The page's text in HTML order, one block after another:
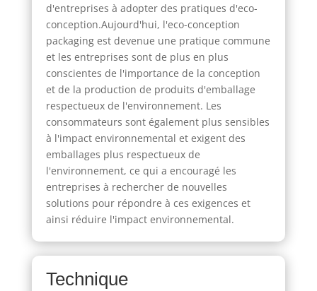
d'entreprises à adopter des pratiques d'eco-
conception.Aujourd'hui, l'eco-conception
packaging est devenue une pratique commune
et les entreprises sont de plus en plus
conscientes de l'importance de la conception
et de la production de produits d'emballage
respectueux de l'environnement. Les
consommateurs sont également plus sensibles
à l'impact environnemental et exigent des
emballages plus respectueux de
l'environnement, ce qui a encouragé les
entreprises à rechercher de nouvelles
solutions pour répondre à ces exigences et
ainsi réduire l'impact environnemental.
Technique